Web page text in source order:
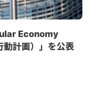
Economy
計画）」を公表